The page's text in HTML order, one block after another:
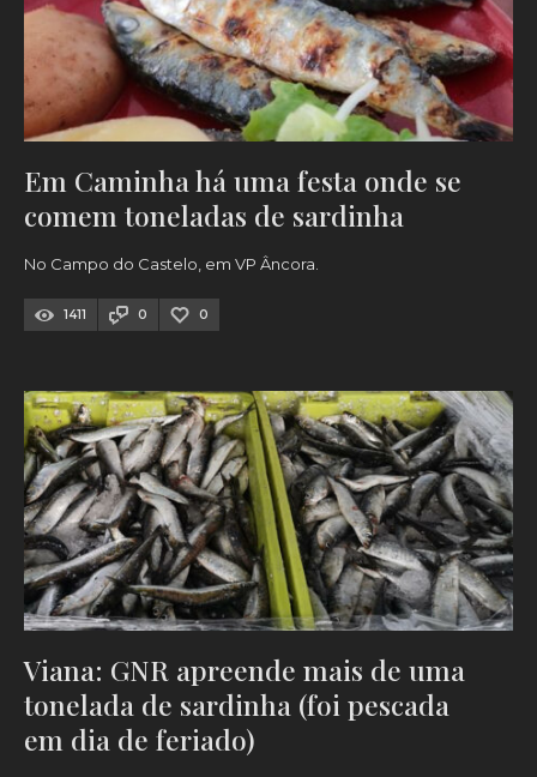
Em Caminha há uma festa onde se
comem toneladas de sardinha
No Campo do Castelo, em VP Âncora.
1411 0 0
Viana: GNR apreende mais de uma
tonelada de sardinha (foi pescada
em dia de feriado)